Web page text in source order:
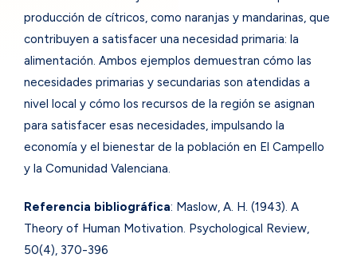
producción de cítricos, como naranjas y mandarinas, que
contribuyen a satisfacer una necesidad primaria: la
alimentación. Ambos ejemplos demuestran cómo las
necesidades primarias y secundarias son atendidas a
nivel local y cómo los recursos de la región se asignan
para satisfacer esas necesidades, impulsando la
economía y el bienestar de la población en El Campello
y la Comunidad Valenciana.
Referencia bibliográfica: Maslow, A. H. (1943). A
Theory of Human Motivation. Psychological Review,
50(4), 370-396